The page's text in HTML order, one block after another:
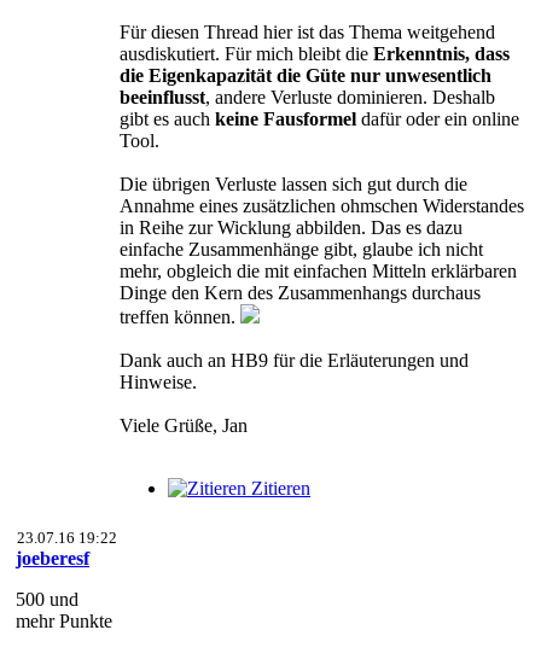
Für diesen Thread hier ist das Thema weitgehend
ausdiskutiert. Für mich bleibt die Erkenntnis, dass
die Eigenkapazität die Güte nur unwesentlich
beeinflusst, andere Verluste dominieren. Deshalb
gibt es auch keine Fausformel dafür oder ein online
Tool.
Die übrigen Verluste lassen sich gut durch die
Annahme eines zusätzlichen ohmschen Widerstandes
in Reihe zur Wicklung abbilden. Das es dazu
einfache Zusammenhänge gibt, glaube ich nicht
mehr, obgleich die mit einfachen Mitteln erklärbaren
Dinge den Kern des Zusammenhangs durchaus
treffen können.
Dank auch an HB9 für die Erläuterungen und
Hinweise.
Viele Grüße, Jan
Zitieren
23.07.16 19:22
joeberesf
500 und
mehr Punkte